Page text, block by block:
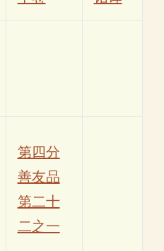
第四分
善友品
第二十
二之一